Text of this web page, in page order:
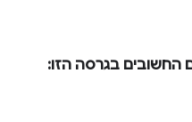
החשובים בגרסה הזו: